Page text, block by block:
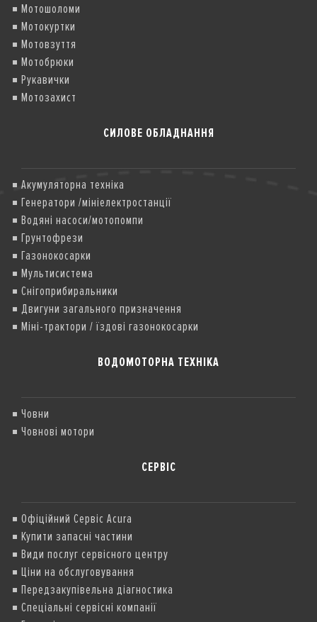
Мотошоломи
Мотокуртки
Мотовзуття
Мотобрюки
Рукавички
Мотозахист
СИЛОВЕ ОБЛАДНАННЯ
Акумуляторна техніка
Генератори /мініелектростанції
Водяні насоси/мотопомпи
Грунтофрези
Газонокосарки
Мультисистема
Снігоприбиральники
Двигуни загального призначення
Міні-трактори / їздові газонокосарки
ВОДОМОТОРНА ТЕХНІКА
Човни
Човнові мотори
СЕРВІС
Офіційний Сервіс Acura
Купити запасні частини
Види послуг сервісного центру
Ціни на обслуговування
Передзакупівельна діагностика
Спеціальні сервісні компанії